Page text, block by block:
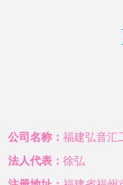
公司名称： 福建弘音汇
法人代表： 徐弘